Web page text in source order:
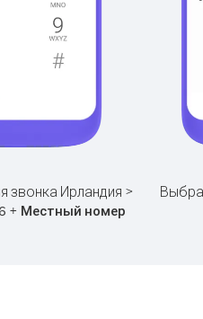
звонка Ирландия >
+ Местный номер